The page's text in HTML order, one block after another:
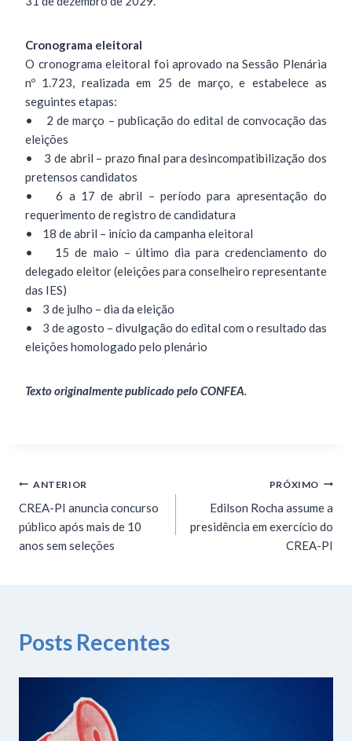
Cronograma eleitoral
O cronograma eleitoral foi aprovado na Sessão Plenária
nº 1.723, realizada em 25 de março, e estabelece as
seguintes etapas:
• 2 de março – publicação do edital de convocação das
eleições
• 3 de abril – prazo final para desincompatibilização dos
pretensos candidatos
• 6 a 17 de abril – período para apresentação do
requerimento de registro de candidatura
• 18 de abril – início da campanha eleitoral
• 15 de maio – último dia para credenciamento do
delegado eleitor (eleições para conselheiro representante
das IES)
• 3 de julho – dia da eleição
• 3 de agosto – divulgação do edital com o resultado das
eleições homologado pelo plenário
Texto originalmente publicado pelo CONFEA.
ANTERIOR
CREA-PI anuncia concurso
público após mais de 10
anos sem seleções
PRÓXIMO
Edilson Rocha assume a
presidência em exercício do
CREA-PI
Posts Recentes